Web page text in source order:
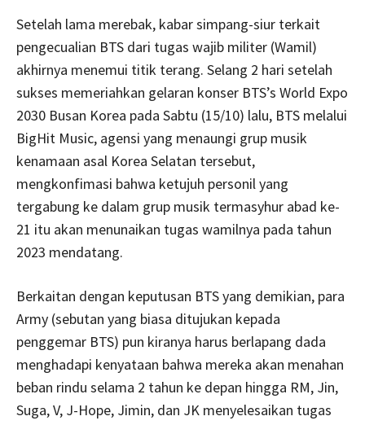
Setelah lama merebak, kabar simpang-siur terkait
pengecualian BTS dari tugas wajib militer (Wamil)
akhirnya menemui titik terang. Selang 2 hari setelah
sukses memeriahkan gelaran konser BTS’s World Expo
2030 Busan Korea pada Sabtu (15/10) lalu, BTS melalui
BigHit Music, agensi yang menaungi grup musik
kenamaan asal Korea Selatan tersebut,
mengkonfimasi bahwa ketujuh personil yang
tergabung ke dalam grup musik termasyhur abad ke-
21 itu akan menunaikan tugas wamilnya pada tahun
2023 mendatang.
Berkaitan dengan keputusan BTS yang demikian, para
Army (sebutan yang biasa ditujukan kepada
penggemar BTS) pun kiranya harus berlapang dada
menghadapi kenyataan bahwa mereka akan menahan
beban rindu selama 2 tahun ke depan hingga RM, Jin,
Suga, V, J-Hope, Jimin, dan JK menyelesaikan tugas